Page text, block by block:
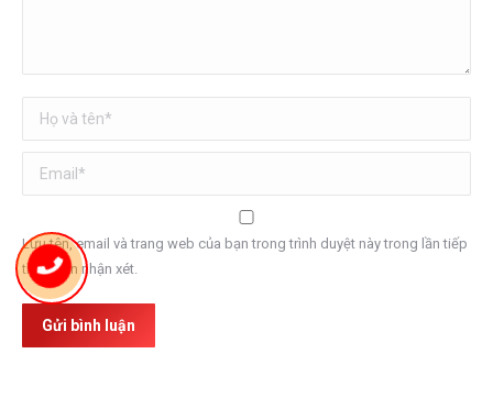
Họ và tên *
Email *
Lưu tên, email và trang web của bạn trong trình duyệt này trong lần tiếp
theo bạn nhận xét.
Gửi bình luận